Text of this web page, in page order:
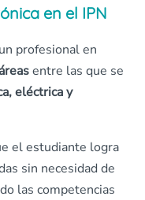
en el IPN
profesional en
entre las que se
eléctrica y
el estudiante logra
sin necesidad de
las competencias